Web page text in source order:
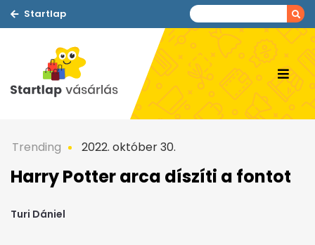
Startlap
Trending 2022. október 30.
Harry Potter arca díszíti a fontot
Turi Dániel